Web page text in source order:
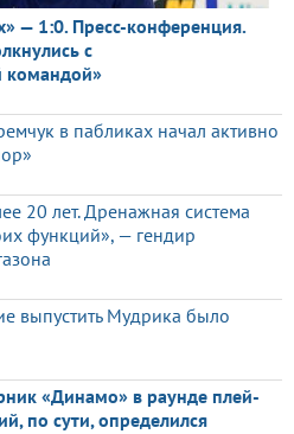
— 1:0. Пресс-конференция.
с
командой»
в пабликах начал активно
20 лет. Дренажная система
функций», — гендир
выпустить Мудрика было
«Динамо» в раунде плей-
по сути, определился